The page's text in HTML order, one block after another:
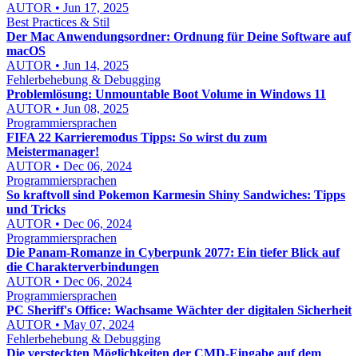
AUTOR • Jun 17, 2025
Best Practices & Stil
Der Mac Anwendungsordner: Ordnung für Deine Software auf
macOS
AUTOR • Jun 14, 2025
Fehlerbehebung & Debugging
Problemlösung: Unmountable Boot Volume in Windows 11
AUTOR • Jun 08, 2025
Programmiersprachen
FIFA 22 Karrieremodus Tipps: So wirst du zum
Meistermanager!
AUTOR • Dec 06, 2024
Programmiersprachen
So kraftvoll sind Pokemon Karmesin Shiny Sandwiches: Tipps
und Tricks
AUTOR • Dec 06, 2024
Programmiersprachen
Die Panam-Romanze in Cyberpunk 2077: Ein tiefer Blick auf
die Charakterverbindungen
AUTOR • Dec 06, 2024
Programmiersprachen
PC Sheriff's Office: Wachsame Wächter der digitalen Sicherheit
AUTOR • May 07, 2024
Fehlerbehebung & Debugging
Die versteckten Möglichkeiten der CMD-Eingabe auf dem